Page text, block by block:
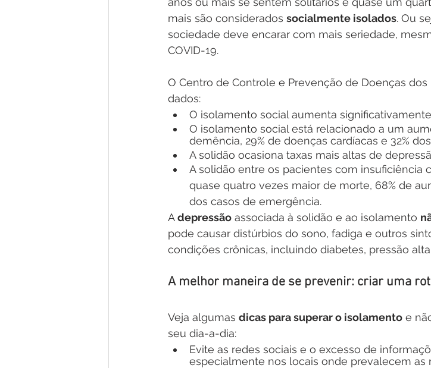
mais são considerados socialmente isolados. Ou
sociedade deve encarar com mais seriedade,
COVID-19.
O Centro de Controle e Prevenção de Doenças
dados:
O isolamento social aumenta
O isolamento social está relacionado a um
demência, 29% de doenças cardíacas e 32%
A solidão ocasiona taxas mais altas de
A solidão entre os pacientes com insuficiência
quase quatro vezes maior de morte, 68% de
dos casos de emergência.
A depressão associada à solidão e ao isolamento
pode causar distúrbios do sono, fadiga e outros
condições crônicas, incluindo diabetes, pressão
A melhor maneira de se prevenir: criar uma
Veja algumas dicas para superar o isolamento e
seu dia-a-dia:
Evite as redes sociais e o excesso de
especialmente nos locais onde prevalecem as